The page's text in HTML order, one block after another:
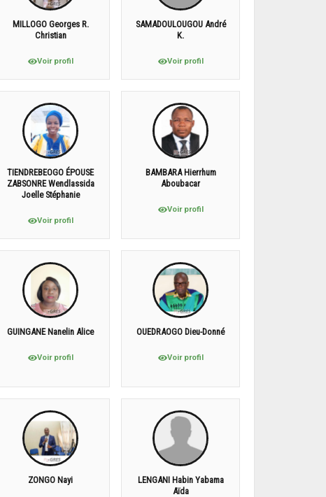
MILLOGO Georges R.
Christian
Voir profil
SAMADOULOUGOU André
K.
Voir profil
TIENDREBEOGO ÉPOUSE
ZABSONRE Wendlassida
Joelle Stéphanie
Voir profil
BAMBARA Hierrhum
Aboubacar
Voir profil
GUINGANE Nanelin Alice
Voir profil
OUEDRAOGO Dieu-Donné
Voir profil
ZONGO Nayi
LENGANI Habin Yabama
Aïda